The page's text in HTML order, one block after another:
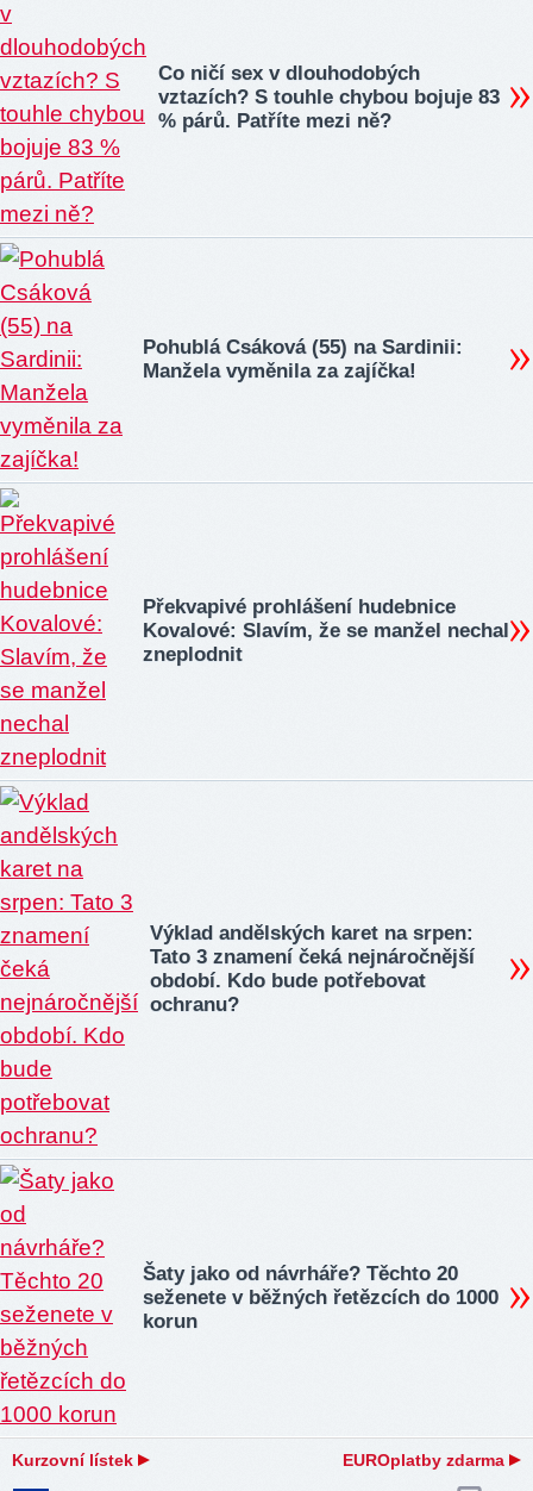
Co ničí sex v dlouhodobých
vztazích? S touhle chybou bojuje 83
% párů. Patříte mezi ně?
Pohublá Csáková (55) na Sardinii:
Manžela vyměnila za zajíčka!
Překvapivé prohlášení hudebnice
Kovalové: Slavím, že se manžel nechal
zneplodnit
Výklad andělských karet na srpen:
Tato 3 znamení čeká nejnáročnější
období. Kdo bude potřebovat
ochranu?
Šaty jako od návrháře? Těchto 20
seženete v běžných řetězcích do 1000
korun
Kurzovní lístek EUROplatby zdarma